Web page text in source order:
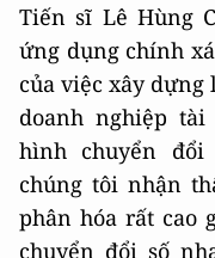
Tiến sĩ Lê Hùng
ứng dụng chính
của việc xây
doanh nghiệp
hình chuyển
chúng tôi nhận
phân hóa rất cao
chuyển đổi số